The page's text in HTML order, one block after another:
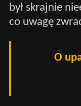
był skrajnie
co uwagę
O